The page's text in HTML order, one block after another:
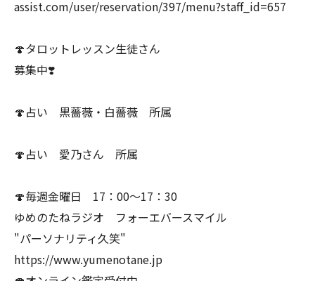
assist.com/user/reservation/397/menu?staff_id=657
🍄タロットレッスン生徒さん
募集中❣️
🍄占い 黒薔薇・白薔薇 所属
🍄占い 愛乃さん 所属
🍄毎週金曜日 17：00〜17：30
ゆめのたねラジオ フォーエバースマイル
"パーソナリティ久笑"
⁡https://www.yumenotane.jp